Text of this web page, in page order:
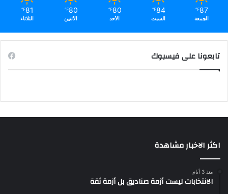
87
℉
الجمعة
84
℉
السبت
80
℉
الأحد
80
℉
الأثنين
81
℉
الثلاثاء
تابعونا على فيسبوك
اكثر الاخبار مشاهدة
منذ 3 أيام
الانتخابات ليست أزمة صناديق بل أزمة ثقة